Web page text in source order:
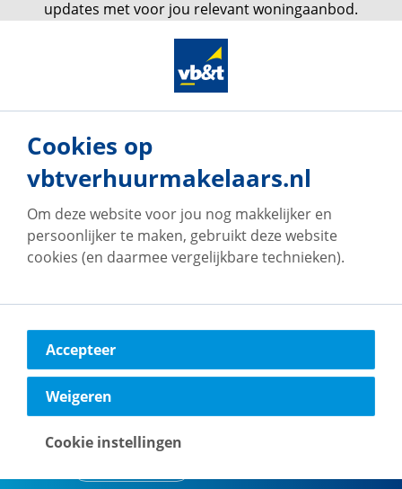
updates met voor jou relevant woningaanbod.
Maak een zoekprofiel aan
Onze vestigingen
Eindhoven
Cookies op
vbtverhuurmakelaars.nl
Om deze website voor jou nog makkelijker en
persoonlijker te maken, gebruikt deze website
cookies (en daarmee vergelijkbare technieken).
Accepteer
Weigeren
Cookie instellingen